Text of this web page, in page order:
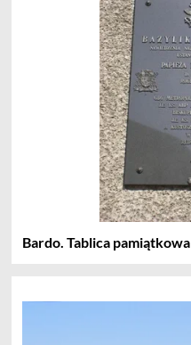
Bardo. Tablica pamiątkowa